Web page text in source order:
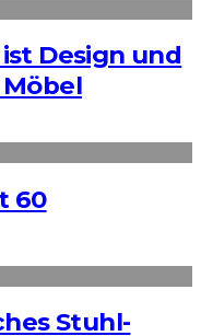
Design und
60
Stuhl-